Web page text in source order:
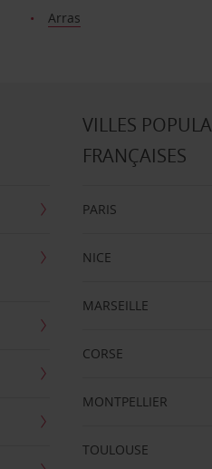
Arras
VILLES
FRANÇAISES
PARIS
NICE
MARSEILLE
CORSE
MONTPELLIER
TOULOUSE